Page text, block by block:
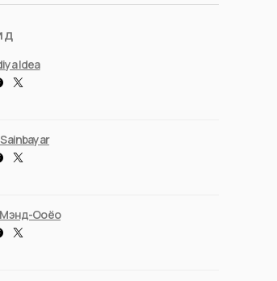
Idea
Sainbayar
Мэнд-Ооёо